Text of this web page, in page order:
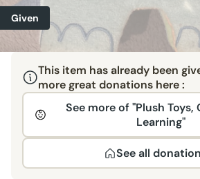
Given
This item has already been
more great donations here :
See more of "Plush Toys,
Learning"
See all